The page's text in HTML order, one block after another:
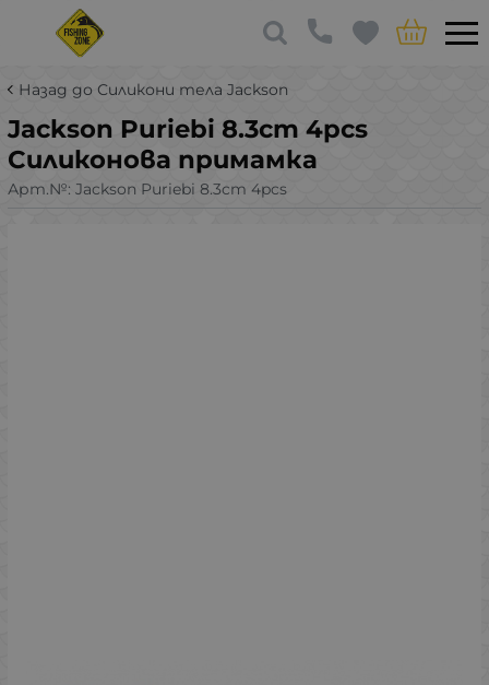
Назад до Силикони тела Jackson
Jackson Puriebi 8.3cm 4pcs
Силиконова примамка
Арт.№: Jackson Puriebi 8.3cm 4pcs